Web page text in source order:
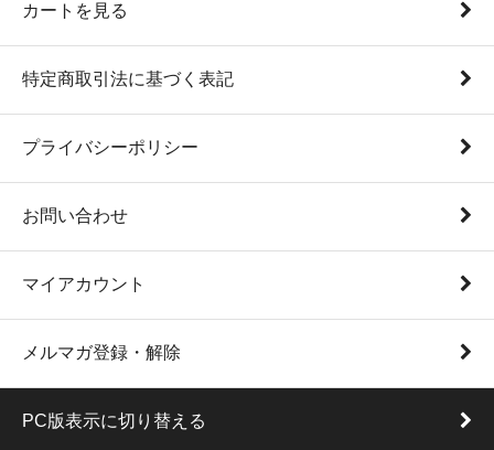
カートを見る
特定商取引法に基づく表記
プライバシーポリシー
お問い合わせ
マイアカウント
メルマガ登録・解除
PC版表示に切り替える